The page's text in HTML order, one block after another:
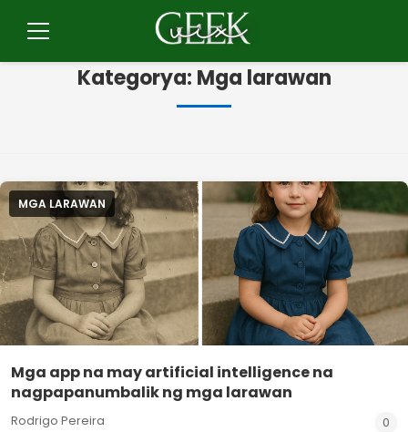
paraMenu
Kategorya: Mga larawan
MGA LARAWAN
Mga app na may artificial intelligence na
nagpapanumbalik ng mga larawan
Rodrigo Pereira 0